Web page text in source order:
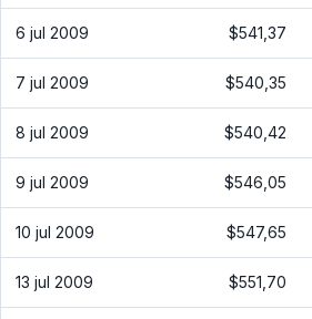
6 jul 2009 $541,37
7 jul 2009 $540,35
8 jul 2009 $540,42
9 jul 2009 $546,05
10 jul 2009 $547,65
13 jul 2009 $551,70